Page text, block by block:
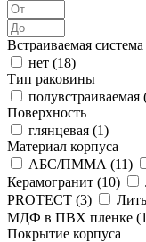
Встраиваемая система
нет (18)
Тип раковины
полувстраиваемая
Поверхность
глянцевая (1)
Материал корпуса
АБС/ПММА (11)
Керамогранит (10)
PROTECT (3)
МДФ в ПВХ пленке (
Покрытие корпуса